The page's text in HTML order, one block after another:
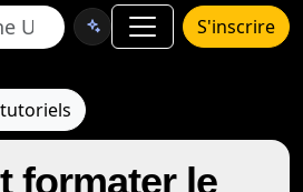
S'inscrire
formater le